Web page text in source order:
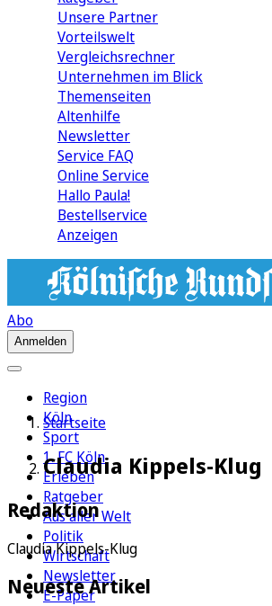
Unsere Partner
Vorteilswelt
Vergleichsrechner
Unternehmen im Blick
Themenseiten
Altenhilfe
Newsletter
Service FAQ
Online Service
Hallo Paula!
Bestellservice
Anzeigen
Abo
Anmelden
Region
Köln
Sport
1. FC Köln
Erleben
Ratgeber
Aus aller Welt
Politik
Wirtschaft
Newsletter
E-Paper
Startseite
Claudia Kippels-Klug
Redaktion
Claudia Kippels-Klug
Neueste Artikel